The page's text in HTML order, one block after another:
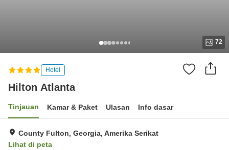
72
Hotel
Hilton Atlanta
Tinjauan Kamar & Paket Ulasan Info dasar
County Fulton, Georgia, Amerika Serikat
Lihat di peta